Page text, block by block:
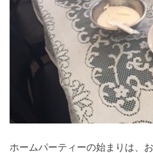
ホームパーティーの始まりは、